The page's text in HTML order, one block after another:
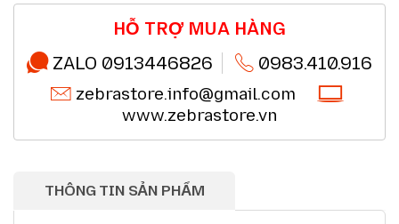
Đổi mới sản phẩm trong 7 ngày đầu (*) Chi tiết
Mua online - giao hàng nhanh chóng (*) Chi tiết
Chất lượng sản phẩm chính hãng CO,CQ (*)
Thanh toán chuyển khoản QRcode (*)
HỖ TRỢ MUA HÀNG
ZALO 0913446826
0983.410.916
zebrastore.info@gmail.com
www.zebrastore.vn
THÔNG TIN SẢN PHẨM